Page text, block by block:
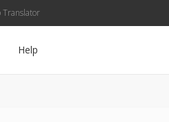
Translator
Help